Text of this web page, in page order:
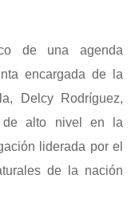
de una agenda
encargada de la
Delcy Rodríguez,
de alto nivel en la
liderada por el
de la nación